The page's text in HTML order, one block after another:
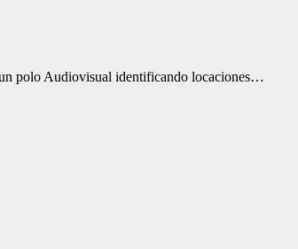
polo Audiovisual identificando locaciones…